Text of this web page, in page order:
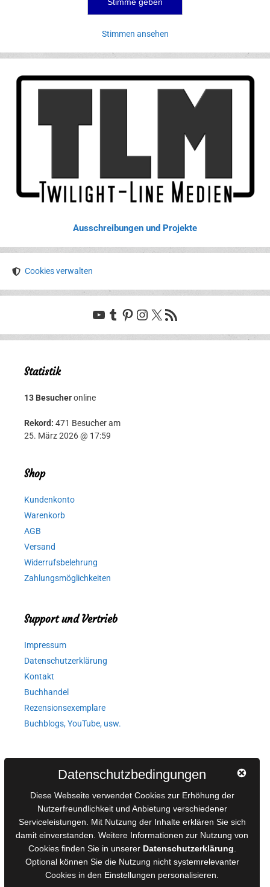
Stimmen ansehen
Ausschreibungen und Projekte
Cookies verwalten
YouTube
Tumblr
Pinterest
Instagram
X RSS-Feed
Statistik
13 Besucheronline
Rekord: 471 Besucher am
25. März 2026 @ 17:59
Shop
Kundenkonto
Warenkorb
AGB
Versand
Widerrufsbelehrung
Zahlungsmöglichkeiten
Support und Vertrieb
Impressum
Datenschutzerklärung
Kontakt
Buchhandel
Rezensionsexemplare
Buchblogs, YouTube, usw.
AGB für Medienprojekte
Online-Artikel
Manuskripte einreichen
Ausschreibungen
Belegexemplare
Eigenbedarfsexemplare
Datenschutzbedingungen
Diese Webseite verwendet Cookies zur Erhöhung der
Nutzerfreundlichkeit und Anbietung verschiedener
Serviceleistungen. Mit Nutzung der Inhalte erklären Sie sich
damit einverstanden. Weitere Informationen zur Nutzung von
Cookies finden Sie in unserer Datenschutzerklärung
Optional können Sie die Nutzung nicht systemrelevanter
Cookies in den Einstellungen personalisieren.